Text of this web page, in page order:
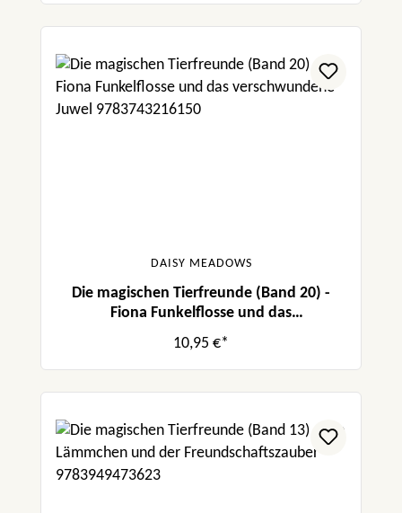
DAISY MEADOWS
Die magischen Tierfreunde (Band 20) -
Fiona Funkelflosse und das
verschwundene Juwel
10,95 €*